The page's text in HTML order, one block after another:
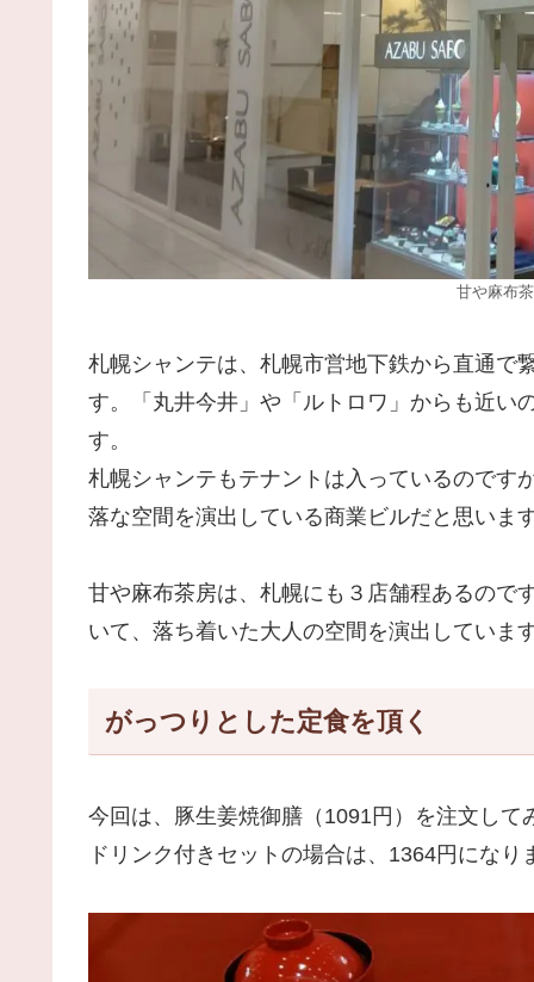
甘や麻布
札幌シャンテは、札幌市営地下鉄から直通で
す。「丸井今井」や「ルトロワ」からも近い
す。
札幌シャンテもテナントは入っているのです
落な空間を演出している商業ビルだと思いま
甘や麻布茶房は、札幌にも３店舗程あるので
いて、落ち着いた大人の空間を演出していま
がっつりとした定食を頂く
今回は、豚生姜焼御膳（1091円）を注文して
ドリンク付きセットの場合は、1364円になり